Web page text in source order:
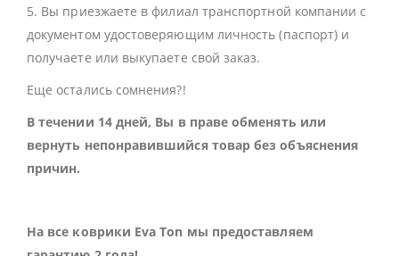
5. Вы приезжаете в филиал транспортной компании с
документом удостоверяющим личность (паспорт) и
получаете или выкупаете свой заказ.
Еще остались сомнения?!
В течении 14 дней, Вы в праве обменять или
вернуть непонравившийся товар без объяснения
причин.
На все коврики Eva Ton мы предоставляем